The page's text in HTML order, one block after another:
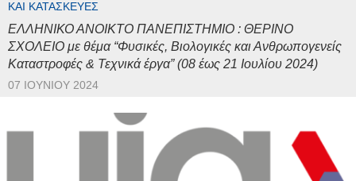
ΚΑΙ ΚΑΤΑΣΚΕΥΈΣ
ΕΛΛΗΝΙΚΟ ΑΝΟΙΚΤΟ ΠΑΝΕΠΙΣΤΗΜΙΟ : ΘΕΡΙΝΟ
ΣΧΟΛΕΙΟ με θέμα “Φυσικές, Βιολογικές και Ανθρωπογενείς
Καταστροφές & Τεχνικά έργα” (08 έως 21 Ιουλίου 2024)
07 ΙΟΥΝΊΟΥ 2024